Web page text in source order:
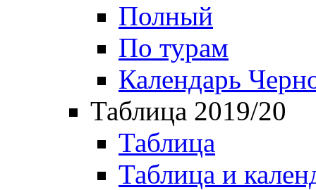
Полный
По турам
Календарь
Таблица 2019/20
Таблица
Таблица и